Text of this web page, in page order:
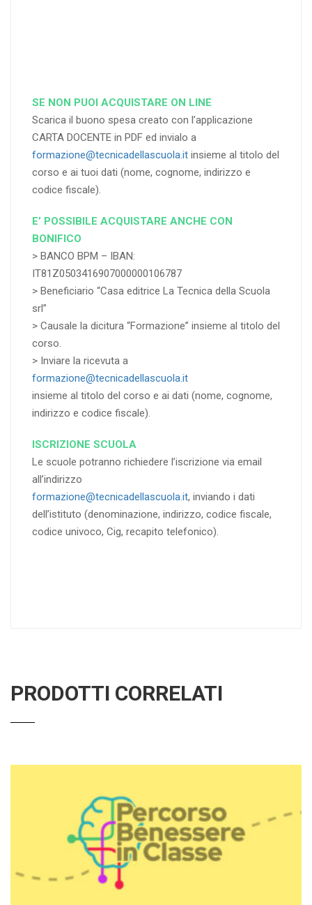
SE NON PUOI ACQUISTARE ON LINE
Scarica il buono spesa creato con l’applicazione
CARTA DOCENTE in PDF ed invialo a
formazione@tecnicadellascuola.it insieme al titolo del
corso e ai tuoi dati (nome, cognome, indirizzo e
codice fiscale).
E’ POSSIBILE ACQUISTARE ANCHE CON
BONIFICO
> BANCO BPM – IBAN:
IT81Z0503416907000000106787
> Beneficiario “Casa editrice La Tecnica della Scuola
srl”
> Causale la dicitura “Formazione” insieme al titolo del
corso.
> Inviare la ricevuta a
formazione@tecnicadellascuola.it
insieme al titolo del corso e ai dati (nome, cognome,
indirizzo e codice fiscale).
ISCRIZIONE SCUOLA
Le scuole potranno richiedere l’iscrizione via email
all’indirizzo
formazione@tecnicadellascuola.it, inviando i dati
dell’istituto (denominazione, indirizzo, codice fiscale,
codice univoco, Cig, recapito telefonico).
PRODOTTI CORRELATI